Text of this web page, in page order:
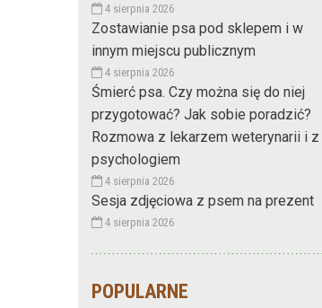
4 sierpnia 2026
Zostawianie psa pod sklepem i w
innym miejscu publicznym
4 sierpnia 2026
Śmierć psa. Czy można się do niej
przygotować? Jak sobie poradzić?
Rozmowa z lekarzem weterynarii i z
psychologiem
4 sierpnia 2026
Sesja zdjęciowa z psem na prezent
4 sierpnia 2026
POPULARNE